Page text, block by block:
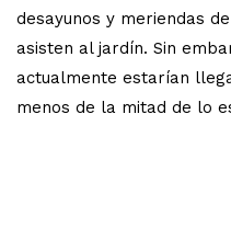
desayunos y meriendas
asisten al jardín. Sin
actualmente estarían
menos de la mitad de lo